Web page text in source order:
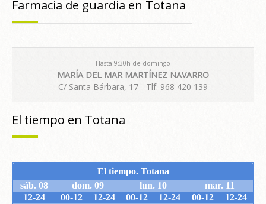
Farmacia de guardia en Totana
Hasta 9:30h de domingo
MARÍA DEL MAR MARTÍNEZ NAVARRO
C/ Santa Bárbara, 17 - Tlf: 968 420 139
El tiempo en Totana